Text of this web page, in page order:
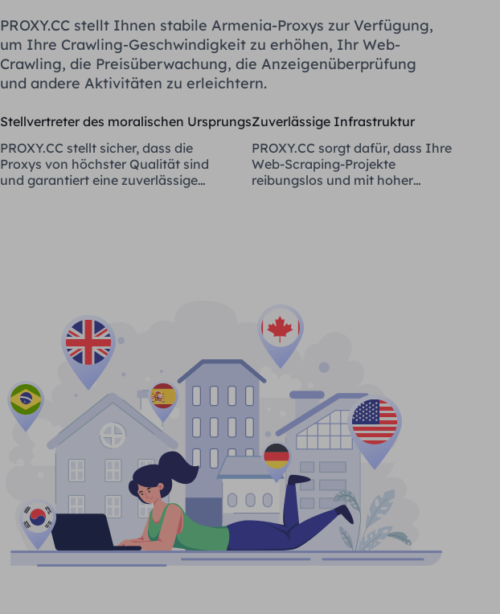
PROXY.CC stellt Ihnen stabile Armenia-Proxys zur Verfügung,
um Ihre Crawling-Geschwindigkeit zu erhöhen, Ihr Web-
Crawling, die Preisüberwachung, die Anzeigenüberprüfung
und andere Aktivitäten zu erleichtern.
Stellvertreter des moralischen Ursprungs
PROXY.CC stellt sicher, dass die
Proxys von höchster Qualität sind
und garantiert eine zuverlässige
Zuverlässige Infrastruktur
PROXY.CC sorgt dafür, dass Ihre
Web-Scraping-Projekte
reibungslos und mit hoher